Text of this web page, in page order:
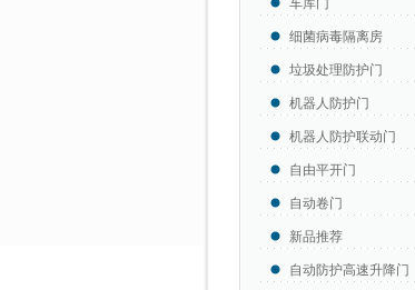
车库门
细菌病毒隔离房
垃圾处理防护门
机器人防护门
机器人防护联动门
自由平开门
自动卷门
新品推荐
自动防护高速升降门